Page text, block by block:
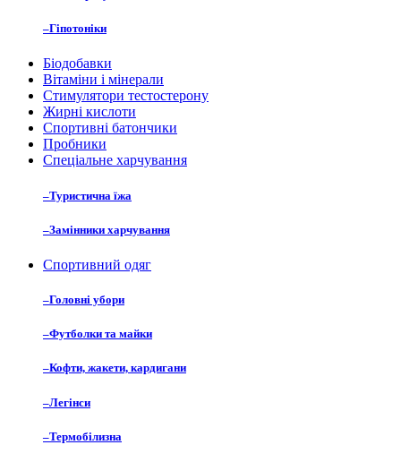
–Гіпотоніки
Біодобавки
Вітаміни і мінерали
Стимулятори тестостерону
Жирні кислоти
Спортивні батончики
Пробники
Спеціальне харчування
–Туристична їжа
–Замінники харчування
Спортивний одяг
–Головні убори
–Футболки та майки
–Кофти, жакети, кардигани
–Легінси
–Термобілизна